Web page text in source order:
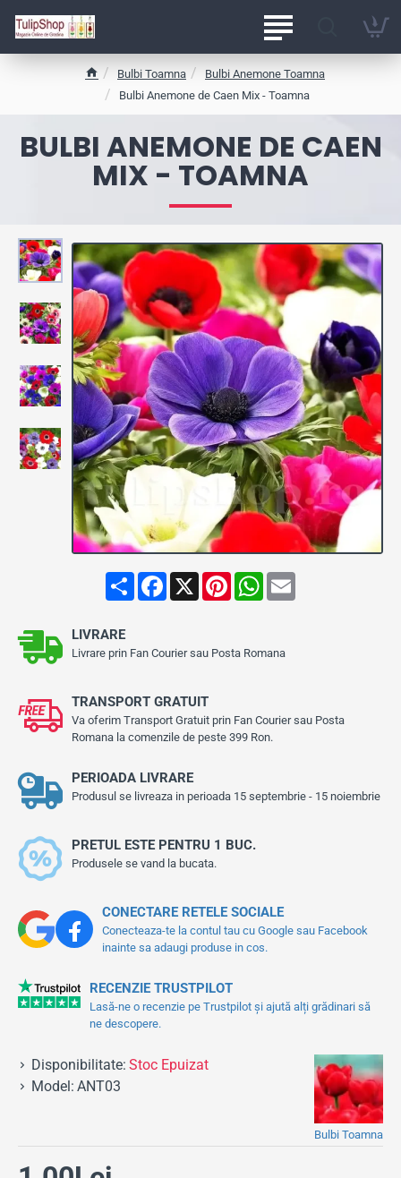
BULBI ANEMONE DE CAEN
MIX - TOAMNA
e
Bulbi Toamna
Bulbi Anemone Toamna
Bulbi Anemone de Caen Mix - Toamna
Stoc EpuizatS
h
F
o
X
P
r
W
A
E
LIVRARE
Livrare prin Fan Courier sau Posta Romana
CONECTARE RETELE SOCIALE
Conecteaza-te la contul tau cu Google sau Facebook
inainte sa adaugi produse in cos.
TRANSPORT GRATUIT
Va oferim Transport Gratuit prin Fan Courier sau Posta
Romana la comenzile de peste 399 Ron.
RECENZIE TRUSTPILOT
Lasă-ne o recenzie pe Trustpilot și ajută alți grădinari să
ne descopere.
PERIOADA LIVRARE
Produsul se livreaza in perioada 15 septembrie - 15 noiembrie
PRETUL ESTE PENTRU 1 BUC.
Produsele se vand la bucata.
Disponibilitate: Stoc Epuizat
Model: ANT03
Bulbi Toamna